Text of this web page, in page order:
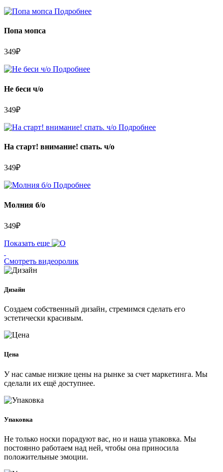
Подробнее
Попа мопса
349₽
Подробнее
Не беси ч/о
349₽
Подробнее
На старт! внимание! спать. ч/о
349₽
Подробнее
Молния б/о
349₽
Показать еще
Смотреть видеоролик
Дизайн
Создаем собственный дизайн, стремимся сделать его
эстетически красивым.
Цена
У нас самые низкие цены на рынке за счет маркетинга. Мы
сделали их ещё доступнее.
Упаковка
Не только носки порадуют вас, но и наша упаковка. Мы
постоянно работаем над ней, чтобы она приносила
положительные эмоции.